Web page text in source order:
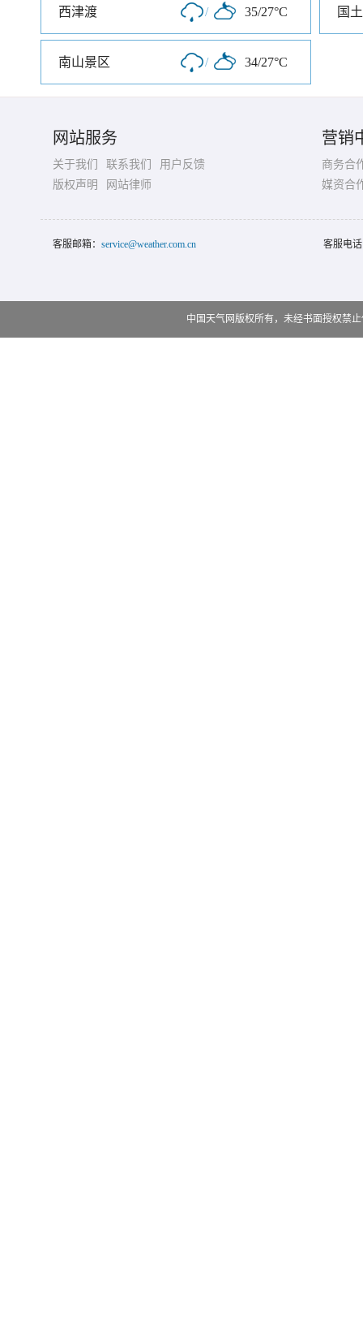
西津渡 / 35/27°C 国
南山景区 / 34/27°C
网站服务
关于我们 联系我们
用户反馈
版权声明
网站律师
营销
商务合
媒资合
客服邮箱： service@weather.com.cn 客服电
中国天气网版权所有，未经书面授权